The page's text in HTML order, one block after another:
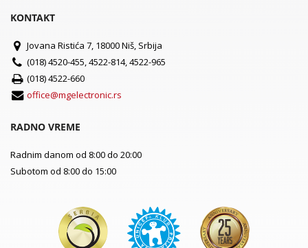
KONTAKT
Jovana Ristića 7, 18000 Niš, Srbija
(018) 4520-455, 4522-814, 4522-965
(018) 4522-660
office@mgelectronic.rs
RADNO VREME
Radnim danom od 8:00 do 20:00
Subotom od 8:00 do 15:00